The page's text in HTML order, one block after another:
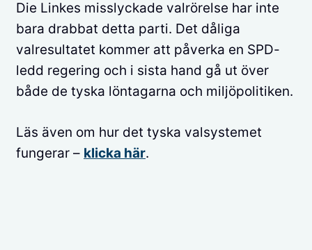
Die Linkes misslyckade valrörelse har inte
bara drabbat detta parti. Det dåliga
valresultatet kommer att påverka en SPD-
ledd regering och i sista hand gå ut över
både de tyska löntagarna och miljöpolitiken.
Läs även om hur det tyska valsystemet
fungerar – klicka här.